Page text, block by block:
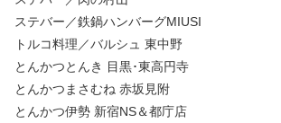
ステバー／鉄鍋ハンバーグMIUSI
トルコ料理／バルシュ 東中野
とんかつとんき 目黒･東高円寺
とんかつまさむね 赤坂見附
とんかつ伊勢 新宿NS＆都庁店